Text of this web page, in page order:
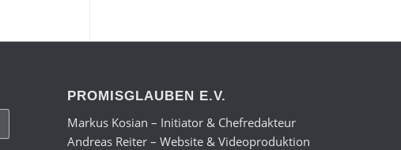
PROMISGLAUBEN E.V.
Markus Kosian – Initiator & Chefredakteur
Andreas Reiter – Website & Videoproduktion